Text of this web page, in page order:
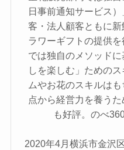
日事前通知サービス
客・法人顧客ともに
ラワーギフトの提供を
では独自のメソッド
しを楽しむ」ための
ムやお花のスキルは
点から経営力を養う
も好評。のべ
2020年4月横浜市金沢